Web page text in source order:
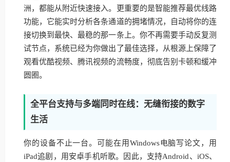
洲，都能从附近快速接入。更重要的是智能推荐最优线路
功能，它能实时分析各条通道的拥堵情况，自动将你的连
接切换到最快、最稳的那一条上。你不再需要手动反复测
试节点，系统已经为你做出了最佳选择，从根源上保障了
观看优酷视频、腾讯视频的流畅度，彻底告别卡顿和缓冲
圆圈。
全平台支持与多端同时在线：无缝衔接的数字
生活
你的设备不止一台。可能在用Windows电脑写论文，用
iPad追剧，用安卓手机听歌。因此，支持Android、iOS、